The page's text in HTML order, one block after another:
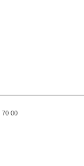
70 00